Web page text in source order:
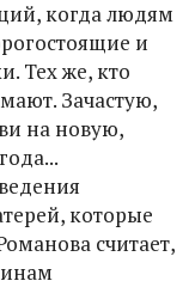
когда людям
и
Тех же, кто
Зачастую,
на новую,
которые
считает,